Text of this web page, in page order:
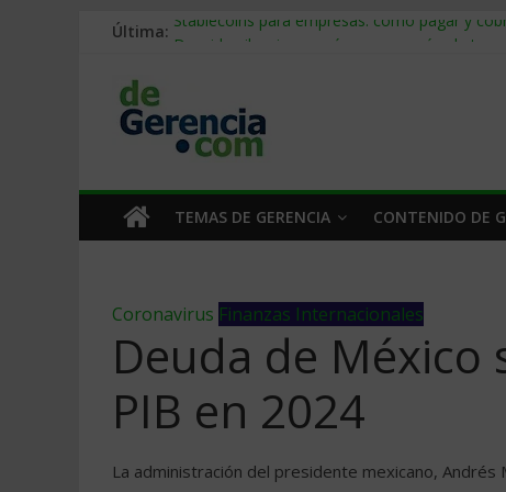
Última: Stablecoins para empresas: cómo pagar y
Trabajo forzoso en la cadena de suministro:
Mercado hispano de EE. UU.: cómo
TEMAS DE GERENCIA CONTENIDO DE
Coronavirus Finanzas Internacionales
Deuda de México
PIB en 2024
La administración del presidente mexicano,